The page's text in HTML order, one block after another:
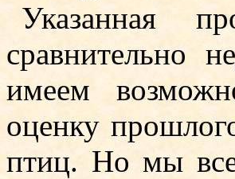
Указанная
сравнительно
имеем
оценку
птиц. Но мы